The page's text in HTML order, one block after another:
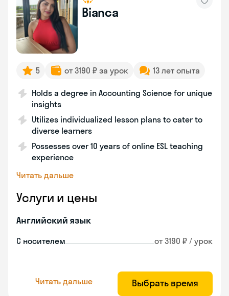
Bianca
5 от 3190 ₽ за урок 13 лет опыта
Holds a degree in Accounting Science for unique
insights
Utilizes individualized lesson plans to cater to
diverse learners
Possesses over 10 years of online ESL teaching
experience
Читать дальше
Услуги и цены
Английский язык
С носителем от 3190 ₽ / урок
Читать дальше Выбрать время